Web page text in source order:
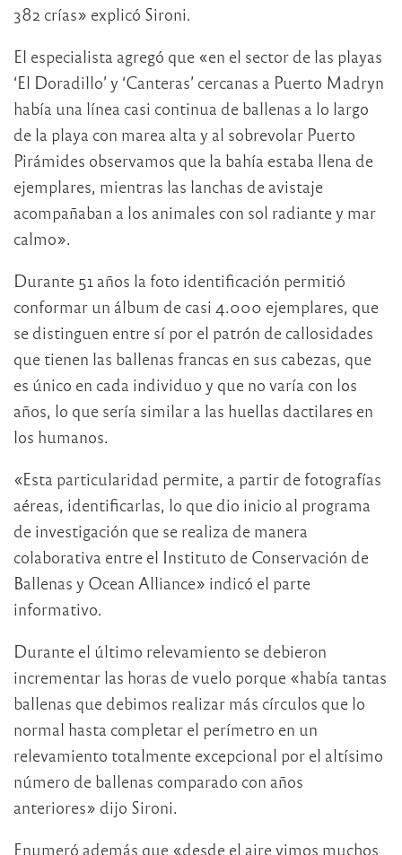
382 crías» explicó Sironi.
El especialista agregó que «en el sector de las playas
‘El Doradillo’ y ‘Canteras’ cercanas a Puerto Madryn
había una línea casi continua de ballenas a lo largo
de la playa con marea alta y al sobrevolar Puerto
Pirámides observamos que la bahía estaba llena de
ejemplares, mientras las lanchas de avistaje
acompañaban a los animales con sol radiante y mar
calmo».
Durante 51 años la foto identificación permitió
conformar un álbum de casi 4.000 ejemplares, que
se distinguen entre sí por el patrón de callosidades
que tienen las ballenas francas en sus cabezas, que
es único en cada individuo y que no varía con los
años, lo que sería similar a las huellas dactilares en
los humanos.
«Esta particularidad permite, a partir de fotografías
aéreas, identificarlas, lo que dio inicio al programa
de investigación que se realiza de manera
colaborativa entre el Instituto de Conservación de
Ballenas y Ocean Alliance» indicó el parte
informativo.
Durante el último relevamiento se debieron
incrementar las horas de vuelo porque «había tantas
ballenas que debimos realizar más círculos que lo
normal hasta completar el perímetro en un
relevamiento totalmente excepcional por el altísimo
número de ballenas comparado con años
anteriores» dijo Sironi.
Enumeró además que «desde el aire vimos muchos